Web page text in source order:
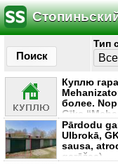
Поиск
Тип
Куплю
более.
Gīks
Pārdodu
Ulbrokā,
sausa,
garāžas),